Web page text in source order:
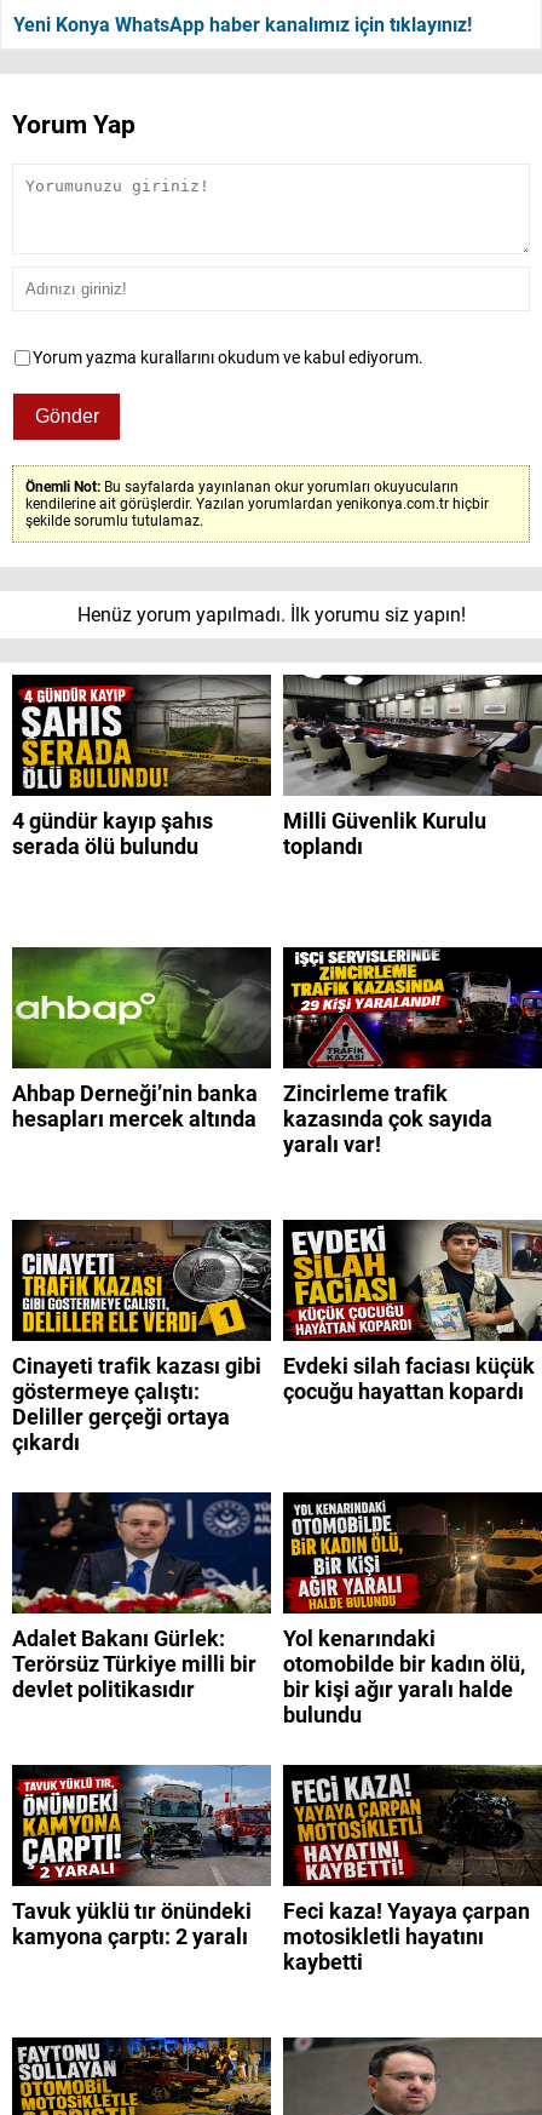
Yeni Konya WhatsApp haber kanalımız için tıklayınız!
Yorum Yap
Yorum yazma kurallarını okudum ve kabul ediyorum.
Önemli Not: Bu sayfalarda yayınlanan okur yorumları okuyucuların
kendilerine ait görüşlerdir. Yazılan yorumlardan yenikonya.com.tr hiçbir
şekilde sorumlu tutulamaz.
Henüz yorum yapılmadı. İlk yorumu siz yapın!
4 gündür kayıp şahıs
serada ölü bulundu
Milli Güvenlik Kurulu
toplandı
Ahbap Derneği’nin banka
hesapları mercek altında
Zincirleme trafik
kazasında çok sayıda
yaralı var!
Cinayeti trafik kazası gibi
göstermeye çalıştı:
Deliller gerçeği ortaya
çıkardı
Evdeki silah faciası küçük
çocuğu hayattan kopardı
Adalet Bakanı Gürlek:
Terörsüz Türkiye milli bir
devlet politikasıdır
Yol kenarındaki
otomobilde bir kadın ölü,
bir kişi ağır yaralı halde
bulundu
Tavuk yüklü tır önündeki
kamyona çarptı: 2 yaralı
Feci kaza! Yayaya çarpan
motosikletli hayatını
kaybetti